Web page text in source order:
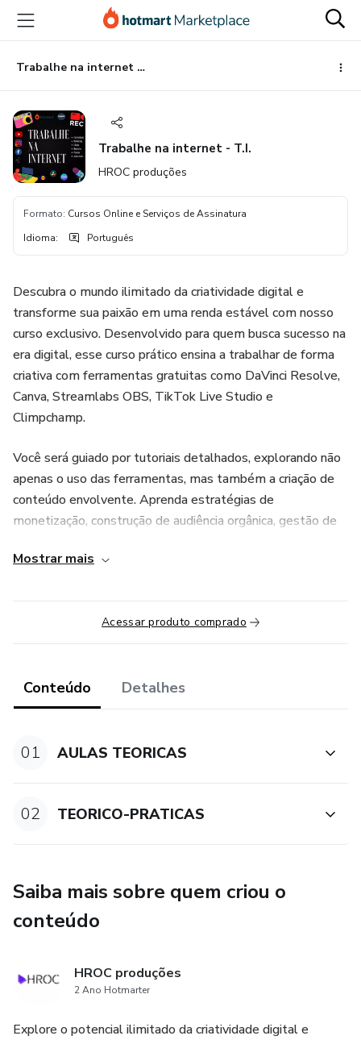
para
conteúdo
principal
para
pagamento
para
rodapé
Trabalhe na internet - T.I.
Trabalhe na internet - T.I.
HROC produções
Formato: Cursos Online e Serviços de Assinatura
Idioma: Português
Descubra o mundo ilimitado da criatividade digital e
transforme sua paixão em uma renda estável com nosso
curso exclusivo. Desenvolvido para quem busca sucesso na
era digital, esse curso prático ensina a trabalhar de forma
criativa com ferramentas gratuitas como DaVinci Resolve,
Canva, Streamlabs OBS, TikTok Live Studio e
Climpchamp.
Você será guiado por tutoriais detalhados, explorando não
apenas o uso das ferramentas, mas também a criação de
conteúdo envolvente. Aprenda estratégias de
monetização, construção de audiência orgânica, gestão de
presença online em uma fonte consistente de renda.
Explore o potencial infinito da criatividade na internet.
Mostrar mais
Acessar produto comprado
Conteúdo Detalhes
01 AULAS TEORICAS
02 TEORICO-PRATICAS
Saiba mais sobre quem criou o
conteúdo
HROC produções
2 Ano Hotmarter
Explore o potencial ilimitado da criatividade digital e